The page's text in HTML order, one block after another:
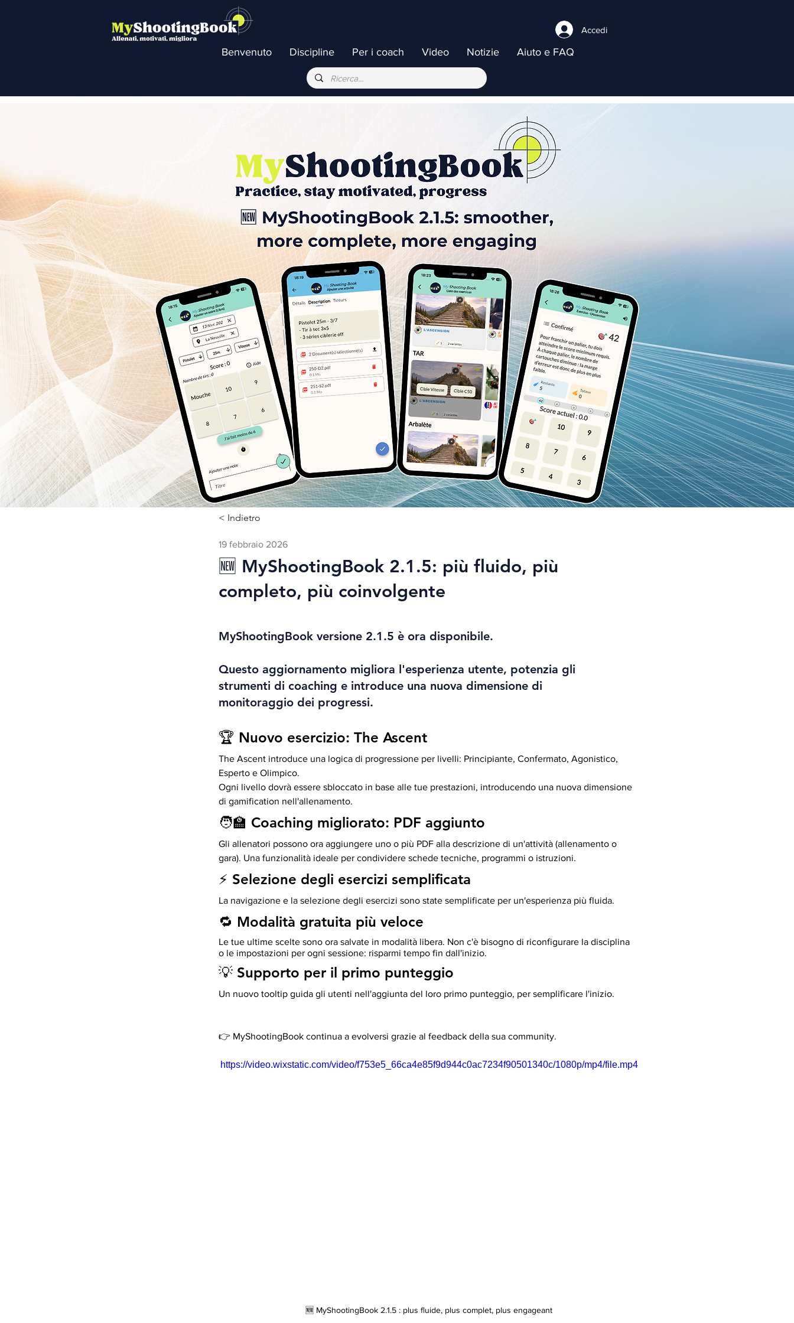
Accedi
Benvenuto Discipline Per i coach Video Notizie Aiuto e FAQ
< Indietro
19 febbraio 2026
🆕 MyShootingBook 2.1.5: più fluido, più
completo, più coinvolgente
MyShootingBook versione 2.1.5 è ora disponibile.
Questo aggiornamento migliora l'esperienza utente, potenzia gli
strumenti di coaching e introduce una nuova dimensione di
monitoraggio dei progressi.
🏆 Nuovo esercizio: The Ascent
The Ascent introduce una logica di progressione per livelli: Principiante, Confermato, Agonistico,
Esperto e Olimpico.
Ogni livello dovrà essere sbloccato in base alle tue prestazioni, introducendo una nuova dimensione
di gamification nell'allenamento.
🧑🏫 Coaching migliorato: PDF aggiunto
Gli allenatori possono ora aggiungere uno o più PDF alla descrizione di un'attività (allenamento o
gara). Una funzionalità ideale per condividere schede tecniche, programmi o istruzioni.
⚡ Selezione degli esercizi semplificata
La navigazione e la selezione degli esercizi sono state semplificate per un'esperienza più fluida.
🔁 Modalità gratuita più veloce
Le tue ultime scelte sono ora salvate in modalità libera. Non c'è bisogno di riconfigurare la disciplina
o le impostazioni per ogni sessione: risparmi tempo fin dall'inizio.
💡 Supporto per il primo punteggio
Un nuovo tooltip guida gli utenti nell'aggiunta del loro primo punteggio, per semplificare l'inizio.
👉 MyShootingBook continua a evolversi grazie al feedback della sua community.
https://video.wixstatic.com/video/f753e5_66ca4e85f9d944c0ac7234f90501340c/1080p/mp4/file.mp4
🆕 MyShootingBook 2.1.5 : plus fluide, plus complet, plus engageant